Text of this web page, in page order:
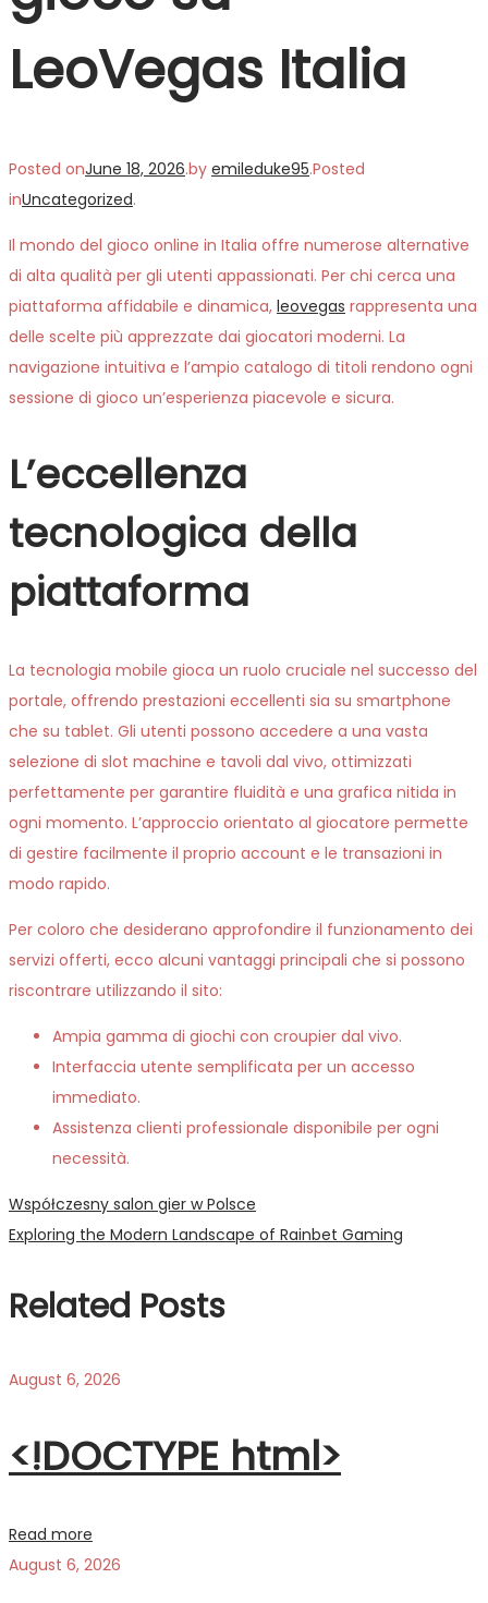
LeoVegas Italia
Posted onJune 18, 2026.by emileduke95.Posted
inUncategorized.
Il mondo del gioco online in Italia offre numerose alternative
di alta qualità per gli utenti appassionati. Per chi cerca una
piattaforma affidabile e dinamica, leovegas rappresenta una
delle scelte più apprezzate dai giocatori moderni. La
navigazione intuitiva e l’ampio catalogo di titoli rendono ogni
sessione di gioco un’esperienza piacevole e sicura.
L’eccellenza
tecnologica della
piattaforma
La tecnologia mobile gioca un ruolo cruciale nel successo del
portale, offrendo prestazioni eccellenti sia su smartphone
che su tablet. Gli utenti possono accedere a una vasta
selezione di slot machine e tavoli dal vivo, ottimizzati
perfettamente per garantire fluidità e una grafica nitida in
ogni momento. L’approccio orientato al giocatore permette
di gestire facilmente il proprio account e le transazioni in
modo rapido.
Per coloro che desiderano approfondire il funzionamento dei
servizi offerti, ecco alcuni vantaggi principali che si possono
riscontrare utilizzando il sito:
Ampia gamma di giochi con croupier dal vivo.
Interfaccia utente semplificata per un accesso
immediato.
Assistenza clienti professionale disponibile per ogni
necessità.
Post
navigation
Previous
post:
Współczesny salon gier w Polsce
Next
Exploring the Modern Landscape of Rainbet Gaming
Related Posts
August 6, 2026
<!DOCTYPE html>
Read more
August 6, 2026